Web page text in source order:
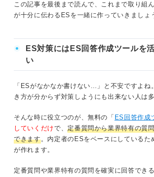
をしよう！
その研究を通して学びたい
ESを提出する前にやるべき研究内
法
まずは自分で読み返す
研究室の教授に読んでもらう
きたか理解してもらおう！
この記事を最後まで読んで、これまで取り組
が十分に伝わるESを一緒に作っていきましょ
ES対策にはES回答作成ツールを
い
「ESがなかなか書けない…」と不安ですよね
き方が分からず対策しようにも出来ない人は多
そんな時に役立つのが、無料の「 ES回答作成
していくだけで、定番質問から業界特有の質
できます。内定者のESをベースにしているた
が作れます。
定番質問や業界特有の質問を確実に回答でき
④実際の業務に活かせることを書く
専門用語は極力使わない
研究の詳細や背景までは述べなくても良い
使い回しOK！ ESで研究内容を書く際の
結論
理由